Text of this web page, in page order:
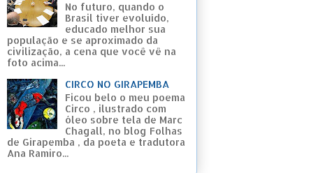
No futuro, quando o
Brasil tiver evoluído,
educado melhor sua
população e se aproximado da
civilização, a cena que você vê na
foto acima...
CIRCO NO GIRAPEMBA
Ficou belo o meu poema
Circo , ilustrado com
óleo sobre tela de Marc
Chagall, no blog Folhas
de Girapemba , da poeta e tradutora
Ana Ramiro...